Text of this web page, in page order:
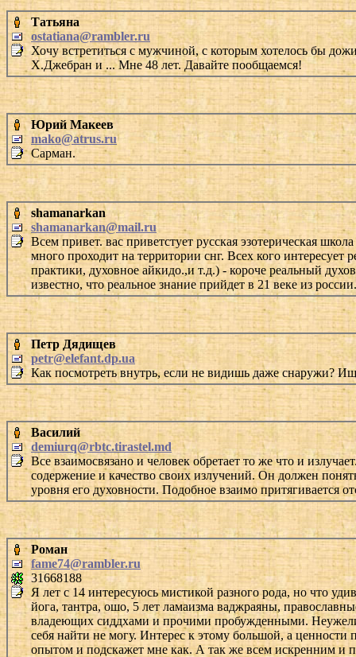
Татьяна
ostatiana@rambler.ru
Хочу встретиться с мужчиной, с которым хотелось бы
Х.Джебран и ... Мне 48 лет. Давайте пообщаемся!
Юрий Макеев
mako@atrus.ru
Сарман.
shamanarkan
shamanarkan@mail.ru
Всем привет. вас приветстует русская эзотерическая
много проходит на территории снг. Всех кого интересует
практики, духовное айкидо.,и т.д.) - короче реальный
известно, что реальное знание прийдет в 21 веке из
Петр Дядищев
petr@elefant.dp.ua
Как посмотреть внутрь, если не видишь даже снаружи?
Василий
demiurq@rbtc.tirastel.md
Все взаимосвязано и человек обретает то же что и
содержение и качество своих излучений. Он должен
уровня его духовности. Подобное взаимо
Роман
fame74@rambler.ru
31668188
Я лет с 14 интересуюсь мистикой разного рода, но что
йога, тантра, ошо, 5 лет ламаизма ваджраяны,
владеющих сиддхами и прочими пробужденными.
себя найти не могу. Интерес к этому большой, а
опытом и подскажет мне как. А так же всем искренним и